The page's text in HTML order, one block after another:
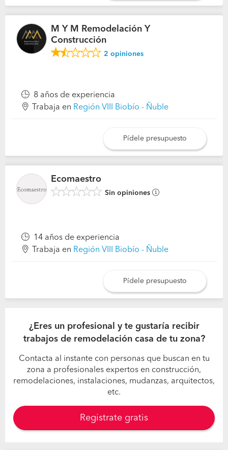
M Y M Remodelación Y
Construcción
2 opiniones
8 años de experiencia
Trabaja en Región VIII Biobío - Ñuble
Pídele presupuesto
Ecomaestro
Sin opiniones
14 años de experiencia
Trabaja en Región VIII Biobío - Ñuble
Pídele presupuesto
¿Eres un profesional y te gustaría recibir
trabajos de remodelación casa de tu zona?
Contacta al instante con personas que buscan en tu
zona a profesionales expertos en construcción,
remodelaciones, instalaciones, mudanzas, arquitectos,
etc.
Registrate gratis